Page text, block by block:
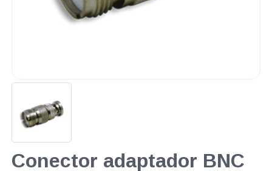
Conector adaptador BNC